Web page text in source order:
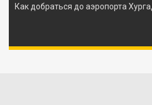
Как добраться до аэропорта